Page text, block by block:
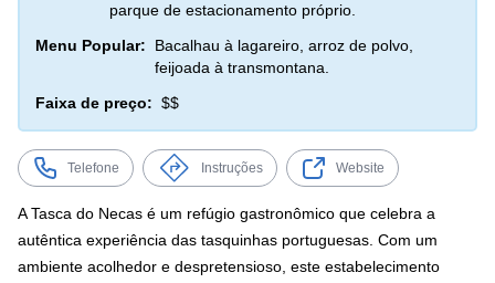
parque de estacionamento próprio.
Menu Popular:
Bacalhau à lagareiro, arroz de polvo,
feijoada à transmontana.
Faixa de preço: $$
Telefone Instruções Website
A Tasca do Necas é um refúgio gastronômico que celebra a
autêntica experiência das tasquinhas portuguesas. Com um
ambiente acolhedor e despretensioso, este estabelecimento